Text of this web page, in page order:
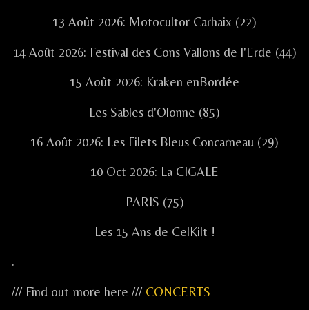
13 Août 2026: Motocultor Carhaix (22)
14 Août 2026: Festival des Cons Vallons de l'Erde (44)
15 Août 2026: Kraken enBordée
Les Sables d'Olonne (85)
16 Août 2026: Les Filets Bleus Concarneau (29)
10 Oct 2026: La CIGALE
PARIS (75)
Les 15 Ans de CelKilt !
.
/// Find out more here /// CONCERTS